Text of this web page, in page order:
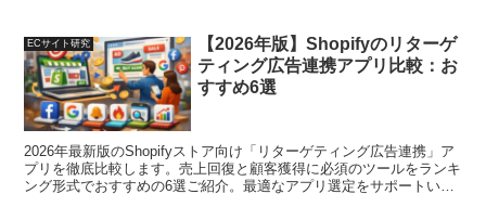
ECサイト研究
【2026年版】Shopifyのリターゲ
ティング広告連携アプリ比較：お
すすめ6選
2026年最新版のShopifyストア向け「リターゲティング広告連携」ア
プリを徹底比較します。売上回復と顧客獲得に必須のツールをランキ
ング形式でおすすめの6選ご紹介。最適なアプリ選定をサポートいた